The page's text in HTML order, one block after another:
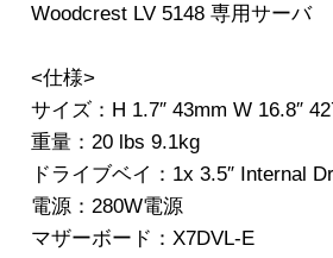
Woodcrest LV 5148 専用サーバ
<仕様>
サイズ：H 1.7″ 43mm W 16.8″
重量：20 lbs 9.1kg
ドライブベイ：1x 3.5″ Internal
電源：280W電源
マザーボード：X7DVL-E